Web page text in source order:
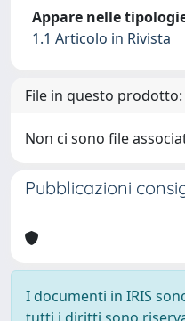
Appare nelle
1.1 Articolo in Rivista
File in questo prodotto:
Non ci sono file
Pubblicazioni
I documenti in IRIS